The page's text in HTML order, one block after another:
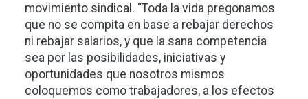
movimiento sindical. “Toda la vida pregonamos
que no se compita en base a rebajar derechos
ni rebajar salarios, y que la sana competencia
sea por las posibilidades, iniciativas y
oportunidades que nosotros mismos
coloquemos como trabajadores, a los efectos